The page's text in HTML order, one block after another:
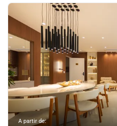
A partir de: